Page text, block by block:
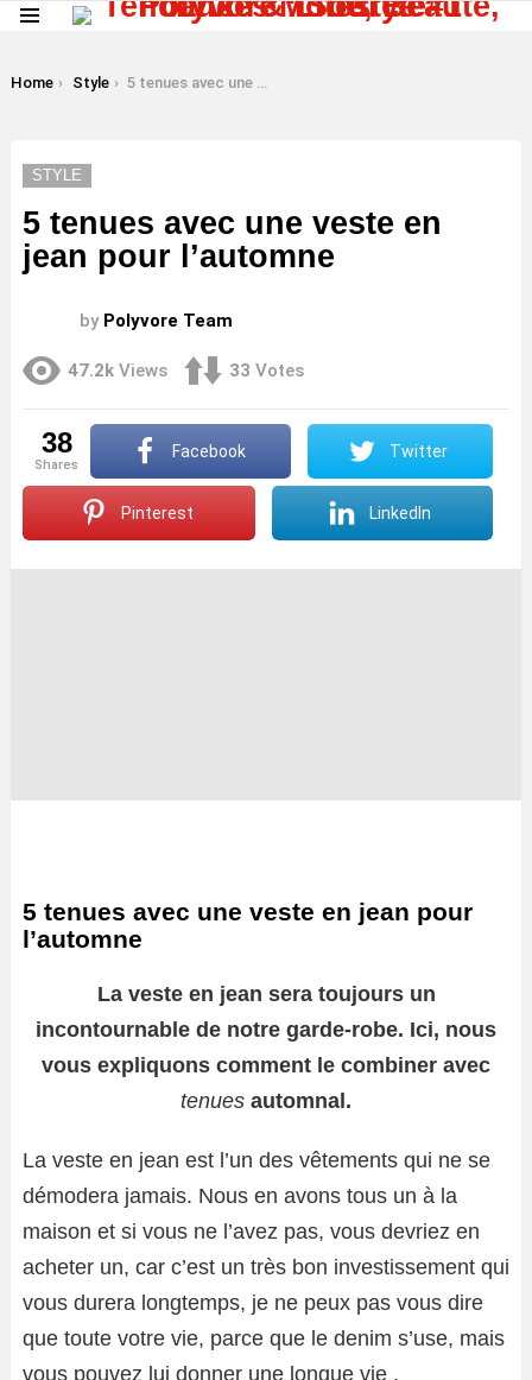
You are here:
Home Style 5 tenues avec une veste en jean pour l’automne
STYLE
5 tenues avec une veste en
jean pour l’automne
by Polyvore Team
47.2k Views 33 Votes
38
shares
Facebook Twitter
Pinterest LinkedIn
5 tenues avec une veste en jean pour
l’automne
La veste en jean sera toujours un
incontournable de notre garde-robe. Ici, nous
vous expliquons comment le combiner avec
tenues automnal.
La veste en jean est l’un des vêtements qui ne se
démodera jamais. Nous en avons tous un à la
maison et si vous ne l’avez pas, vous devriez en
acheter un, car c’est un très bon investissement qui
vous durera longtemps, je ne peux pas vous dire
que toute votre vie, parce que le denim s’use, mais
vous pouvez lui donner une longue vie .